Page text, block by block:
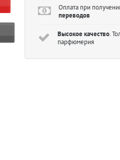
Оплата при
переводов
Высокое качество.
парфюмерия